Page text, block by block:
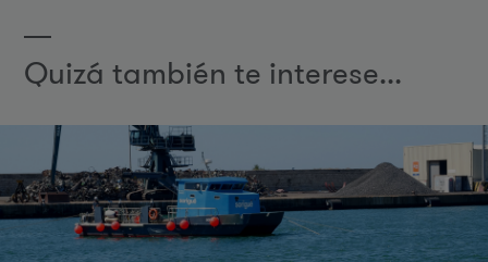
Quizá también te interese...